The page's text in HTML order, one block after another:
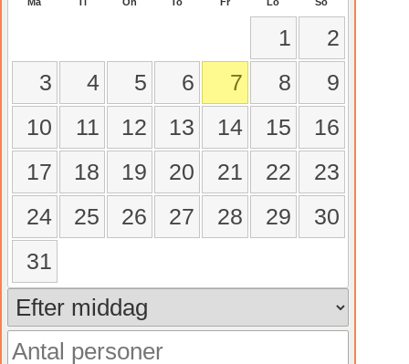
1
2
3
4 5 6 7 8
9
10
11 12 13 14 15
16
17
18 19 20 21 22
23
24
25 26 27 28 29
30
31